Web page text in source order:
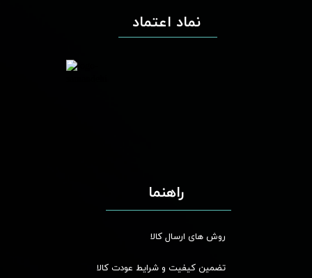
نماد اعتماد
راهنما
روش های ارسال کالا
تضمین کیفیت و شرایط عودت کالا